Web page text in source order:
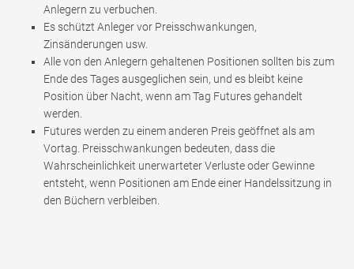
Anlegern zu verbuchen.
Es schützt Anleger vor Preisschwankungen,
Zinsänderungen usw.
Alle von den Anlegern gehaltenen Positionen sollten bis zum
Ende des Tages ausgeglichen sein, und es bleibt keine
Position über Nacht, wenn am Tag Futures gehandelt
werden.
Futures werden zu einem anderen Preis geöffnet als am
Vortag. Preisschwankungen bedeuten, dass die
Wahrscheinlichkeit unerwarteter Verluste oder Gewinne
entsteht, wenn Positionen am Ende einer Handelssitzung in
den Büchern verbleiben.